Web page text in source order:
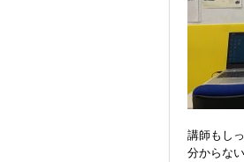
無
講師もし
分からな